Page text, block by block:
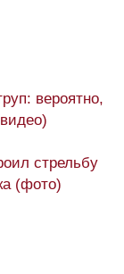
вероятно,
стрельбу
(фото)